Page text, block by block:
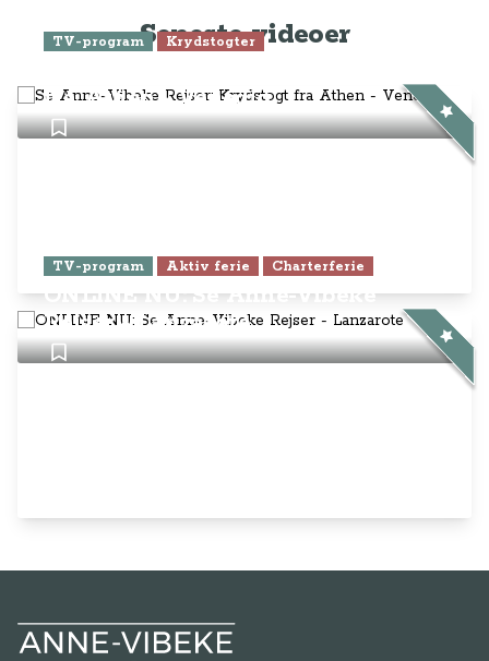
Seneste videoer
TV-program Krydstogter
fra Athen - Venedig
TV-program Aktiv ferie Charterferie
ONLINE NU: Se Anne-Vibeke
Rejser - Lanzarote